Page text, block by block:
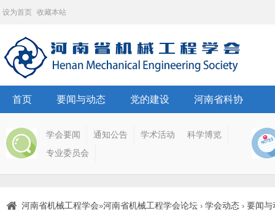
设为首页 收藏本站
首页 要闻与动态 党的建设 河南省科协
学会要闻 通知公告 学术活动
科学博览
专业委员会
河南省机械工程学会»河南省机械工程学会论坛 › 学会动态 › 要闻与